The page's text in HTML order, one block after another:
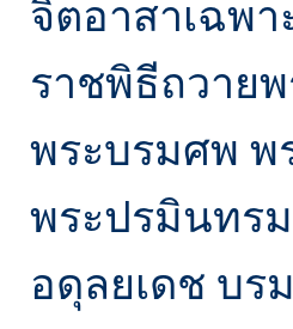
จิตอาสาเฉพา
ราชพิธีถวายพ
พระบรมศพ พ
พระปรมินทร
อดุลยเดช บร